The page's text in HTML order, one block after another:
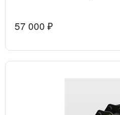
57 000 ₽